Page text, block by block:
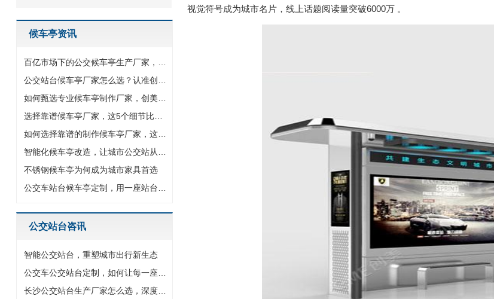
候车亭资讯
不锈钢候车亭为何成为城市家具首选
公交站台咨讯
智能公交站台，重塑城市出行新生态
视觉符号成为城市名片，线上话题阅读量突破6000万 。